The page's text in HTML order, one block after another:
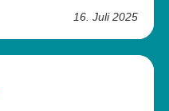
16. Juli 2025